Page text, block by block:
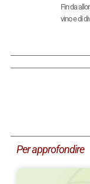
Fin da
vino e di
Per approfondire